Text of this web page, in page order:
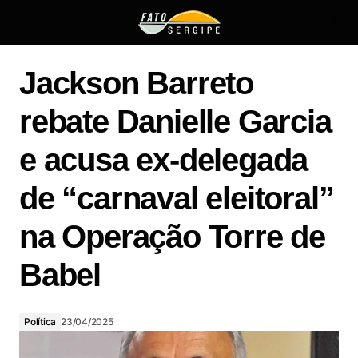
Jackson Barreto rebate Danielle Garcia e acusa ex-
Babel
de
lixo
é
sem
Jackson Barreto
rebate Danielle Garcia
e acusa ex-delegada
de “carnaval eleitoral”
na Operação Torre de
Babel
Política 23/04/2025